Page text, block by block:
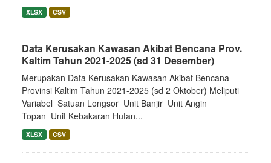
XLSX CSV
Data Kerusakan Kawasan Akibat Bencana Prov.
Kaltim Tahun 2021-2025 (sd 31 Desember)
Merupakan Data Kerusakan Kawasan Akibat Bencana
Provinsi Kaltim Tahun 2021-2025 (sd 2 Oktober) Meliputi
Variabel_Satuan Longsor_Unit Banjir_Unit Angin
Topan_Unit Kebakaran Hutan...
XLSX CSV